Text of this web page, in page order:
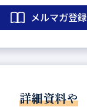
メルマガ登録
詳細資料や